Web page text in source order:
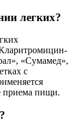
легких?
«Сумамед»,
с
приема пищи.